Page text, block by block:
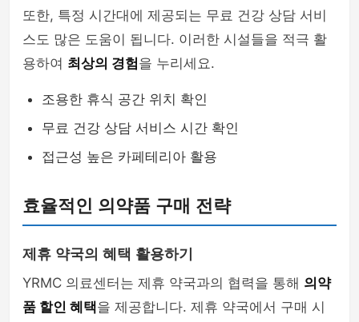
또한, 특정 시간대에 제공되는 무료 건강 상담 서비
스도 많은 도움이 됩니다. 이러한 시설들을 적극 활
용하여 최상의 경험을 누리세요.
조용한 휴식 공간 위치 확인
무료 건강 상담 서비스 시간 확인
접근성 높은 카페테리아 활용
효율적인 의약품 구매 전략
제휴 약국의 혜택 활용하기
YRMC 의료센터는 제휴 약국과의 협력을 통해 의약
품 할인 혜택을 제공합니다. 제휴 약국에서 구매 시